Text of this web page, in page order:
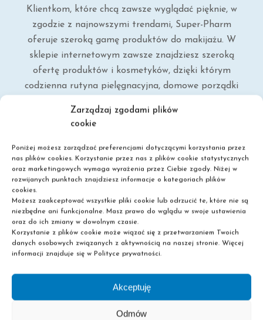
Zarządzaj zgodami plików
cookie
Poniżej możesz zarządzać preferencjami dotyczącymi korzystania przez
nas plików cookies. Korzystanie przez nas z plików cookie statystycznych
oraz marketingowych wymaga wyrażenia przez Ciebie zgody. Niżej w
rozwijanych punktach znajdziesz informacje o kategoriach plików
cookies.
Możesz zaakceptować wszystkie pliki cookie lub odrzucić te, które nie są
niezbędne ani funkcjonalne. Masz prawo do wglądu w swoje ustawienia
oraz do ich zmiany w dowolnym czasie.
Korzystanie z plików cookie może wiązać się z przetwarzaniem Twoich
danych osobowych związanych z aktywnością na naszej stronie. Więcej
informacji znajduje się w Polityce prywatności.
Akceptuję
Odmów
Klientkom, które chcą zawsze wyglądać pięknie, w
zgodzie z najnowszymi trendami, Super-Pharm
oferuje szeroką gamę produktów do makijażu. W
sklepie internetowym zawsze znajdziesz szeroką
ofertę produktów i kosmetyków, dzięki którym
codzienna rutyna pielęgnacyjna, domowe porządki
samopoczucie.
Regulamin
Zniżka dotyczy sklepu
internetowego https://www.superpharm.pl/